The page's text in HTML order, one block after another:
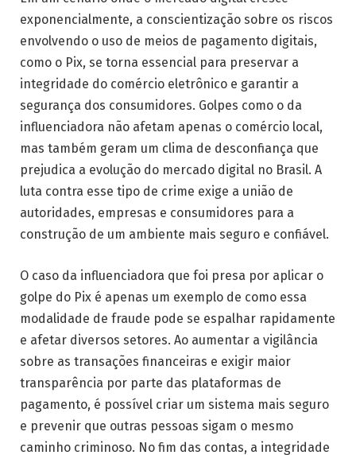
exponencialmente, a conscientização sobre os riscos
envolvendo o uso de meios de pagamento digitais,
como o Pix, se torna essencial para preservar a
integridade do comércio eletrônico e garantir a
segurança dos consumidores. Golpes como o da
influenciadora não afetam apenas o comércio local,
mas também geram um clima de desconfiança que
prejudica a evolução do mercado digital no Brasil. A
luta contra esse tipo de crime exige a união de
autoridades, empresas e consumidores para a
construção de um ambiente mais seguro e confiável.
O caso da influenciadora que foi presa por aplicar o
golpe do Pix é apenas um exemplo de como essa
modalidade de fraude pode se espalhar rapidamente
e afetar diversos setores. Ao aumentar a vigilância
sobre as transações financeiras e exigir maior
transparência por parte das plataformas de
pagamento, é possível criar um sistema mais seguro
e prevenir que outras pessoas sigam o mesmo
caminho criminoso. No fim das contas, a integridade